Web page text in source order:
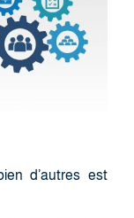
d’autres est